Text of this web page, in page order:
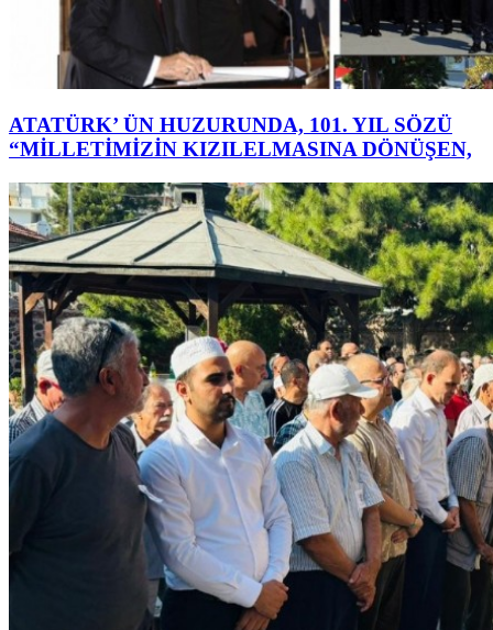
ATATÜRK’ ÜN HUZURUNDA, 101. YIL SÖZÜ
“MİLLETİMİZİN KIZILELMASINA DÖNÜŞEN,